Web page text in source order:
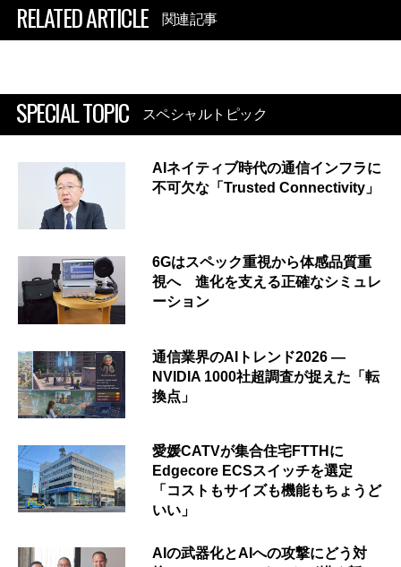
RELATED ARTICLE 関連記事
SPECIAL TOPIC スペシャルトピック
AIネイティブ時代の通信インフラに
不可欠な「Trusted Connectivity」
6Gはスペック重視から体感品質重
視へ 進化を支える正確なシミュレ
ーション
通信業界のAIトレンド2026 ―
NVIDIA 1000社超調査が捉えた「転
換点」
愛媛CATVが集合住宅FTTHに
Edgecore ECSスイッチを選定
「コストもサイズも機能もちょうど
いい」
AIの武器化とAIへの攻撃にどう対